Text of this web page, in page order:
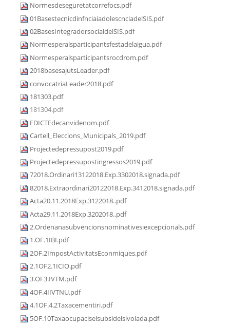
Normesdeseguretatcorrefocs.pdf
01BasestecnicdinfnciaiadolescnciadelSIS.pdf
02BasesIntegradorsocialdelSIS.pdf
Normesperalsparticipantsfestadelaigua.pdf
Normesperalsparticipantsrocdrom.pdf
2018basesajutsLeader.pdf
convocatriaLeader2018.pdf
181303.pdf
181304.pdf
EDICTEdecanvidenom.pdf
Cartell_Eleccions_Municipals_2019.pdf
Projectedepressupost2019.pdf
Projectedepressupostingressos2019.pdf
72018.Ordinari13122018.Exp.3302018.signada.pdf
82018.Extraordinari20122018.Exp.3412018.signada.pdf
Acta20.11.2018Exp.3122018..pdf
Acta29.11.2018Exp.3202018..pdf
2.Ordenanasubvencionsnominativesiexcepcionals.pdf
1.OF.1IBI.pdf
2OF.2ImpostActivitatsEconmiques.pdf
2.1OF2.1ICIO.pdf
3.OF3.IVTM.pdf
4OF.4IIVTNU.pdf
4.1OF.4.2Taxacementiri.pdf
5OF.10Taxaocupaciselsubsldelslvolada.pdf